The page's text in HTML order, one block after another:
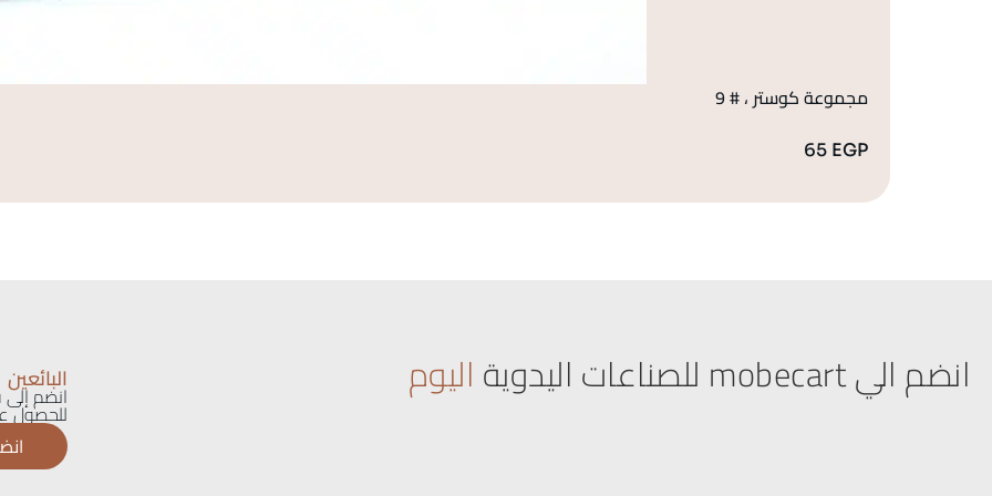
مجموعة كوستر ، # 9
65 EGP
انضم الي mobecart للصناعات اليدوية اليوم البائعين
انضم إلى
للحصول